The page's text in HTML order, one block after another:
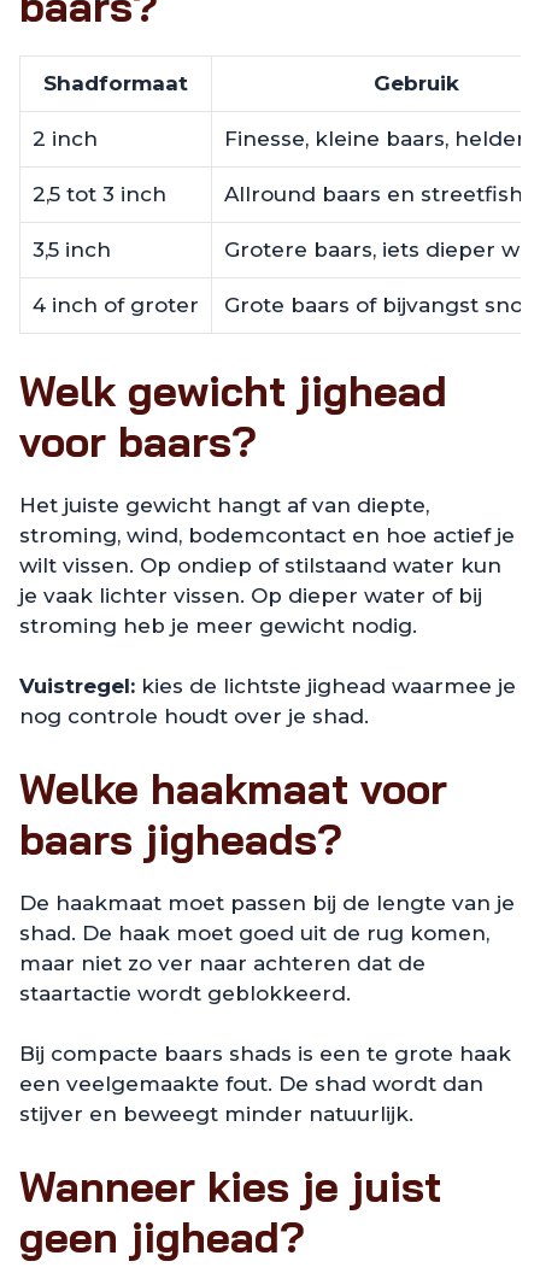
Shadformaat Gebruik
2 inch Finesse, kleine baars, helder
2,5 tot 3 inch Allround baars en
3,5 inch Grotere baars, iets dieper
4 inch of groter Grote baars of bijvangst
Welk gewicht jighead
voor baars?
Het juiste gewicht hangt af van diepte,
stroming, wind, bodemcontact en hoe actief je
wilt vissen. Op ondiep of stilstaand water kun
je vaak lichter vissen. Op dieper water of bij
stroming heb je meer gewicht nodig.
Vuistregel: kies de lichtste jighead waarmee je
nog controle houdt over je shad.
Welke haakmaat voor
baars jigheads?
De haakmaat moet passen bij de lengte van je
shad. De haak moet goed uit de rug komen,
maar niet zo ver naar achteren dat de
staartactie wordt geblokkeerd.
Bij compacte baars shads is een te grote haak
een veelgemaakte fout. De shad wordt dan
stijver en beweegt minder natuurlijk.
Wanneer kies je juist
geen jighead?